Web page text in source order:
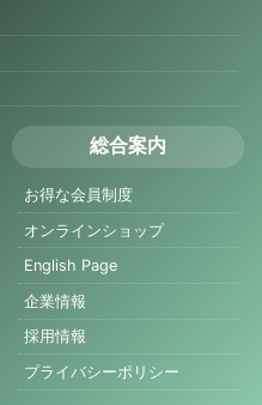
総合案内
お得な会員制度
オンラインショップ
English Page
企業情報
採用情報
プライバシーポリシー